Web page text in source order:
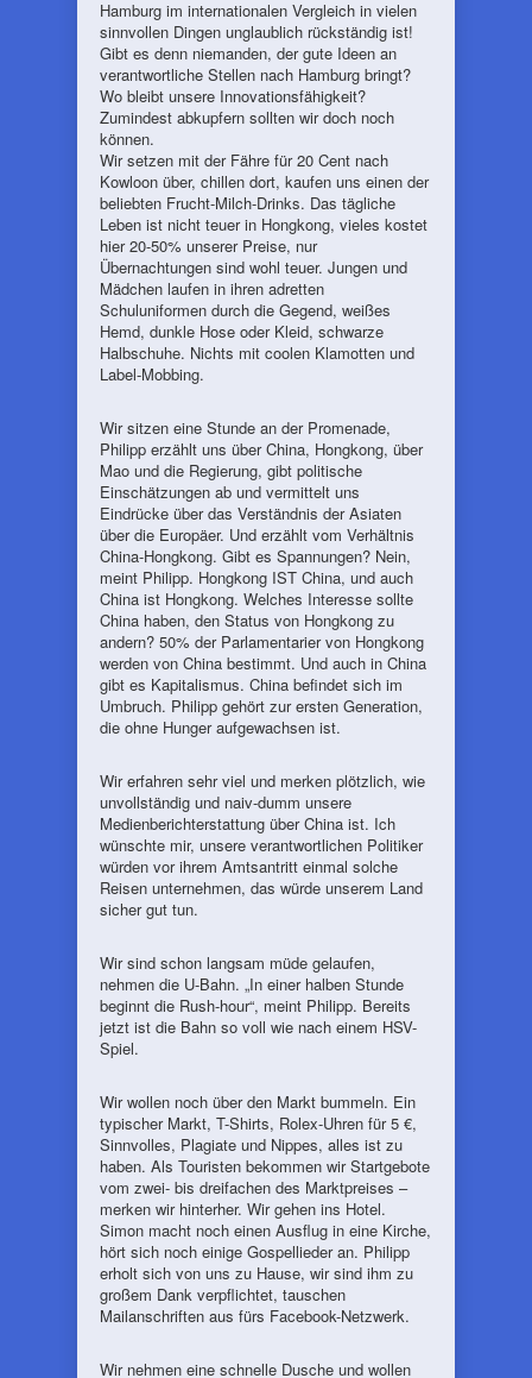
Hamburg im internationalen Vergleich in vielen
sinnvollen Dingen unglaublich rückständig ist!
Gibt es denn niemanden, der gute Ideen an
verantwortliche Stellen nach Hamburg bringt?
Wo bleibt unsere Innovationsfähigkeit?
Zumindest abkupfern sollten wir doch noch
können.
Wir setzen mit der Fähre für 20 Cent nach
Kowloon über, chillen dort, kaufen uns einen der
beliebten Frucht-Milch-Drinks. Das tägliche
Leben ist nicht teuer in Hongkong, vieles kostet
hier 20-50% unserer Preise, nur
Übernachtungen sind wohl teuer. Jungen und
Mädchen laufen in ihren adretten
Schuluniformen durch die Gegend, weißes
Hemd, dunkle Hose oder Kleid, schwarze
Halbschuhe. Nichts mit coolen Klamotten und
Label-Mobbing.
Wir sitzen eine Stunde an der Promenade,
Philipp erzählt uns über China, Hongkong, über
Mao und die Regierung, gibt politische
Einschätzungen ab und vermittelt uns
Eindrücke über das Verständnis der Asiaten
über die Europäer. Und erzählt vom Verhältnis
China-Hongkong. Gibt es Spannungen? Nein,
meint Philipp. Hongkong IST China, und auch
China ist Hongkong. Welches Interesse sollte
China haben, den Status von Hongkong zu
andern? 50% der Parlamentarier von Hongkong
werden von China bestimmt. Und auch in China
gibt es Kapitalismus. China befindet sich im
Umbruch. Philipp gehört zur ersten Generation,
die ohne Hunger aufgewachsen ist.
Wir erfahren sehr viel und merken plötzlich, wie
unvollständig und naiv-dumm unsere
Medienberichterstattung über China ist. Ich
wünschte mir, unsere verantwortlichen Politiker
würden vor ihrem Amtsantritt einmal solche
Reisen unternehmen, das würde unserem Land
sicher gut tun.
Wir sind schon langsam müde gelaufen,
nehmen die U-Bahn. „In einer halben Stunde
beginnt die Rush-hour“, meint Philipp. Bereits
jetzt ist die Bahn so voll wie nach einem HSV-
Spiel.
Wir wollen noch über den Markt bummeln. Ein
typischer Markt, T-Shirts, Rolex-Uhren für 5 €,
Sinnvolles, Plagiate und Nippes, alles ist zu
haben. Als Touristen bekommen wir Startgebote
vom zwei- bis dreifachen des Marktpreises –
merken wir hinterher. Wir gehen ins Hotel.
Simon macht noch einen Ausflug in eine Kirche,
hört sich noch einige Gospellieder an. Philipp
erholt sich von uns zu Hause, wir sind ihm zu
großem Dank verpflichtet, tauschen
Mailanschriften aus fürs Facebook-Netzwerk.
Wir nehmen eine schnelle Dusche und wollen